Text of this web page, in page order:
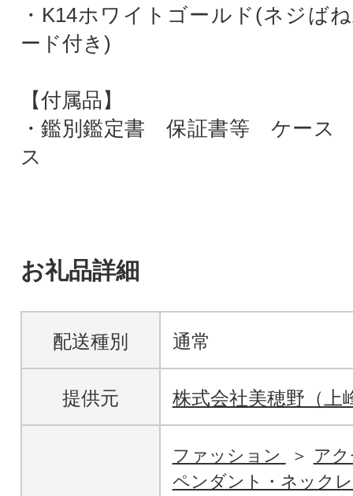
・K14ホワイトゴールド(ネジば
ード付き)
【付属品】
・鑑別鑑定書 保証書等 ケース
ス
お礼品詳細
配送種別 通常
提供元 株式会社美穂野（上
ファッション
ア
ペンダント・ネック